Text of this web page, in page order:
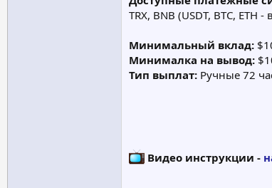
TRX, BNB (USDT, BTC, ETH -
Минимальный вклад:
Минималка на вывод:
Тип выплат: Ручные 72
Видео инструкции -